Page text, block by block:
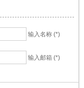
输入名称 (*)
输入邮箱 (*)